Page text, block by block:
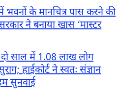
भवनों के मानचित्र पास करने की
ने बनाया खास ‘मास्टर
साल में 1.08 लाख लोग
हाईकोर्ट ने स्वतः संज्ञान
सुनवाई